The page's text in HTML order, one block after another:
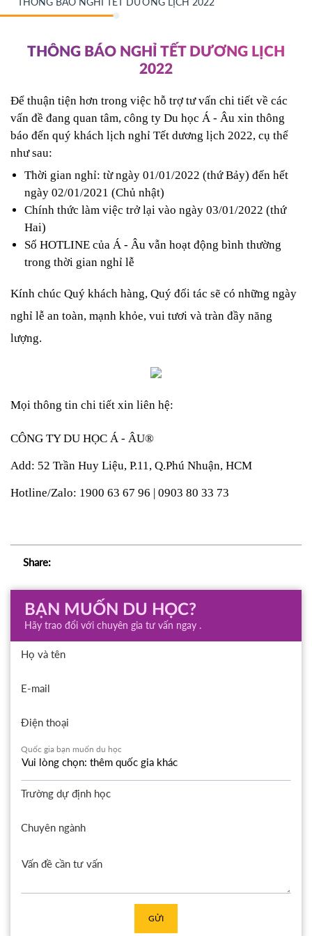
THÔNG BÁO NGHỈ TẾT DƯƠNG LỊCH 2022
THÔNG BÁO NGHỈ TẾT DƯƠNG LỊCH
2022
Để thuận tiện hơn trong việc hỗ trợ tư vấn chi tiết về các
vấn đề đang quan tâm, công ty Du học Á - Âu xin thông
báo đến quý khách lịch nghỉ Tết dương lịch 2022, cụ thể
như sau:
Thời gian nghỉ: từ ngày 01/01/2022 (thứ Bảy) đến hết
ngày 02/01/2021 (Chủ nhật)
Chính thức làm việc trở lại vào ngày 03/01/2022 (thứ
Hai)
Số HOTLINE của Á - Âu vẫn hoạt động bình thường
trong thời gian nghỉ lễ
Kính chúc Quý khách hàng, Quý đối tác sẽ có những ngày
nghỉ lễ an toàn, mạnh khỏe, vui tươi và tràn đầy năng
lượng.
Mọi thông tin chi tiết xin liên hệ:
CÔNG TY DU HỌC Á - ÂU®
Add: 52 Trần Huy Liệu, P.11, Q.Phú Nhuận, HCM
Hotline/Zalo: 1900 63 67 96 | 0903 80 33 73
Share:
BẠN MUỐN DU HỌC?
Hãy trao đổi với chuyên gia tư vấn ngay .
Họ và tên
E-mail
Điện thoại
Quốc gia bạn muốn du học
Trường dự định học
Chuyên ngành
GỬI